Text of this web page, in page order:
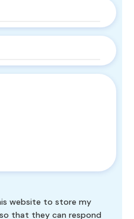
website to store my
that they can respond